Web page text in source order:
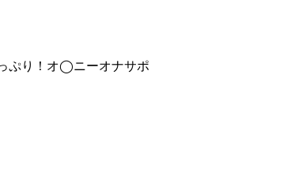
ぷり！オ◯ニーオナサポ